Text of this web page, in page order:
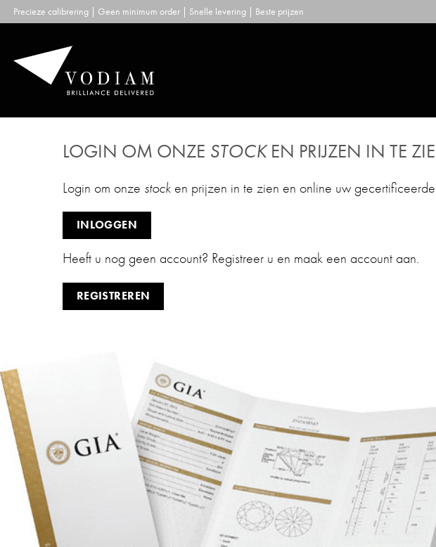
Skip
to
Precieze calibrering | Geen minimum order | Snelle levering | Beste prijzen
LOGIN OM ONZE STOCKEN PRIJZEN IN TE
Login om onze stock en prijzen in te zien en online uw
INLOGGEN
Heeft u nog geen account? Registreer u en maak een account aan.
REGISTREREN